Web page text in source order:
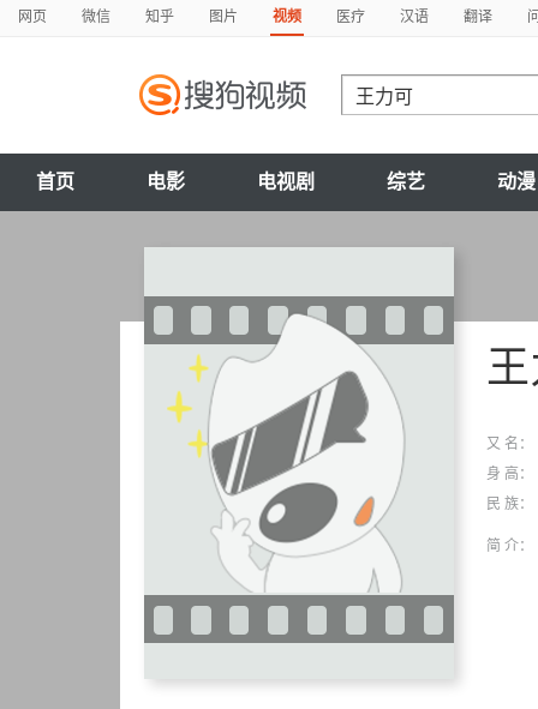
网页 微信 知乎 图片 视频 医疗 汉语 翻译
首页 电影 电视剧 综艺 动漫
又 名：
身 高：
民 族：
简 介：